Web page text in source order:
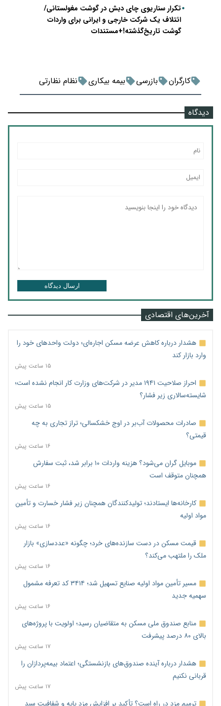
تکرار سناریوی چای دبش در گوشت مغولستانی/
ائتلاف یک شرکت خارجی و ایرانی برای واردات
گوشت تاریخ‌گذشته!+مستندات
کارگران بازرسی بیمه بیکاری نظام نظارتی
دیدگاه
ارسال دیدگاه
آخرین‌های اقتصادی
هشدار درباره کاهش عرضه مسکن اجاره‌ای؛ دولت واحدهای خود را
وارد بازار کند
۱۵ ساعت پیش
احراز صلاحیت ۱۹۴۱ مدیر در شرکت‌های وزارت کار انجام نشده است؛
شایسته‌سالاری زیر فشار؟
۱۵ ساعت پیش
صادرات محصولات آب‌بر در اوج خشکسالی؛ تراز تجاری به چه
قیمتی؟
۱۶ ساعت پیش
موبایل گران می‌شود؟ هزینه واردات ۱۰ برابر شد، ثبت سفارش
همچنان متوقف است
۱۶ ساعت پیش
کارخانه‌ها ایستادند؛ تولیدکنندگان همچنان زیر فشار خسارت و تأمین
مواد اولیه
۱۶ ساعت پیش
قیمت مسکن در دست سازنده‌های خرد؛ چگونه «عددسازی» بازار
ملک را ملتهب می‌کند؟
۱۶ ساعت پیش
مسیر تأمین مواد اولیه صنایع تسهیل شد؛ ۳۴۱۴ کد تعرفه مشمول
سهمیه جدید
۱۶ ساعت پیش
منابع صندوق ملی مسکن به متقاضیان رسید؛ اولویت با پروژه‌های
بالای ۸۰ درصد پیشرفت
۱۷ ساعت پیش
هشدار درباره آینده صندوق‌های بازنشستگی؛ اعتماد بیمه‌پردازان را
قربانی نکنیم
۱۷ ساعت پیش
ترمیم مزد در راه است؟ تأکید بر افزایش مزد پایه و شفافیت سبد